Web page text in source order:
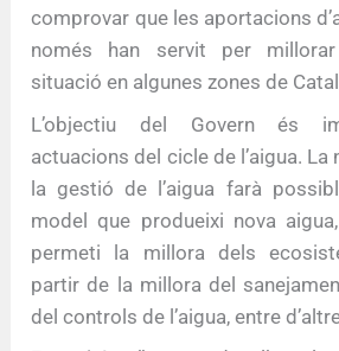
comprovar que les aportacions
només han servit per
situació en algunes zones de
L’objectiu del Govern és
actuacions del cicle de l’aigua.
la gestió de l’aigua farà
model que produeixi nova
permeti la millora dels
partir de la millora del
del controls de l’aigua, entre